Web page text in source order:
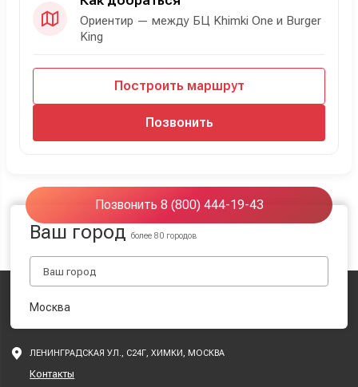
Ориентир — между БЦ Khimki One и Burger
King
Построить маршрут
Позвонить
Позвонить 8 (800) 444-19-43
Ваш городболее 80 городов
Москва
ЛЕНИНГРАДСКАЯ УЛ., С24Г, ХИМКИ, МОСКВА
Контакты